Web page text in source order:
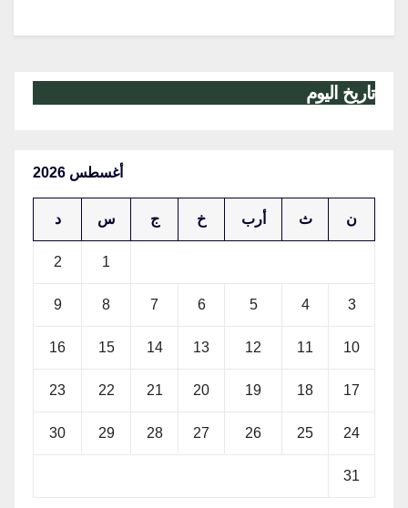
تاريخ اليوم
أغسطس 2026
ن ث أرب خ ج س د
1
2
3
4
5
6
7
8
9
10
11
12
13
14
15
16
17
18
19
20
21
22
23
24
25
26
27
28
29
30
31